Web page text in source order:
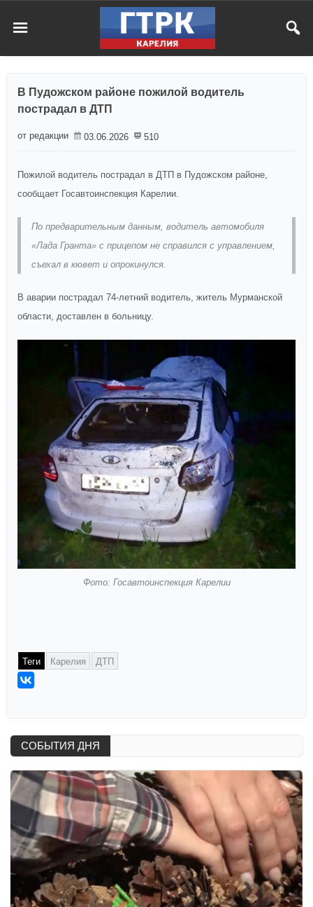
В Пудожском районе пожилой водитель
пострадал в ДТП
от редакции 03.06.2026 510
Пожилой водитель пострадал в ДТП в Пудожском районе,
сообщает Госавтоинспекция Карелии.
По предварительным данным, водитель автомобиля
«Лада Гранта» с прицепом не справился с управлением,
съехал в кювет и опрокинулся.
В аварии пострадал 74-летний водитель, житель Мурманской
области, доставлен в больницу.
Фото: Госавтоинспекция Карелии
Теги Карелия ДТП
СОБЫТИЯ ДНЯ